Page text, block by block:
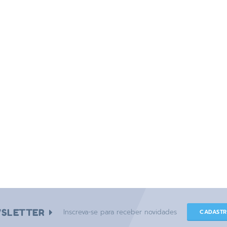
Inscreva-se para receber novidades